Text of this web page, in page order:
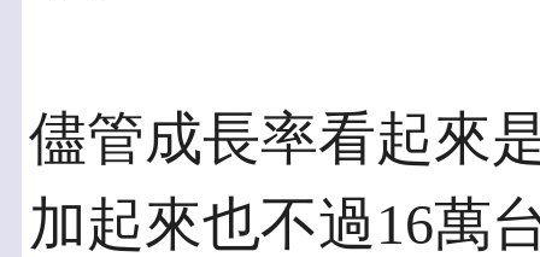
儘管成長率看起來
加起來也不過16萬